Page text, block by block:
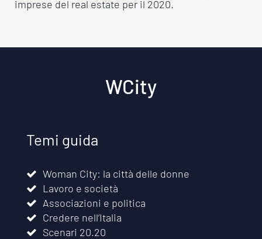
imprese del real estate per il 2020.
WCity
Temi guida
Woman City: la città delle donne
Lavoro e società
Associazioni e politica
Credere nell’Italia
Scenari 20.20